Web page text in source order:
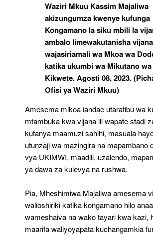
Waziri Mkuu Kassim Majaliwa
akizungumza kwenye kufunga
Kongamano la siku mbili la
ambalo limewakutanisha vijana
wajasiriamali wa Mkoa wa
katika ukumbi wa Mikutano wa
Kikwete, Agosti 08, 2023.
Ofisi ya Waziri Mkuu)
Amesema mikoa iandae utaratibu wa
mtambuka kwa vijana ili wapate stadi
kufanya maamuzi sahihi, masuala
utunzaji wa mazingira na mapambano
vya UKIMWI, maadili, uzalendo,
ya dawa za kulevya na rushwa.
Pia, Mheshimiwa Majaliwa amesema
walioshiriki katika kongamano hilo
wameshaiva na wako tayari kwa kazi,
maarifa waliyoyapata kuchangamkia